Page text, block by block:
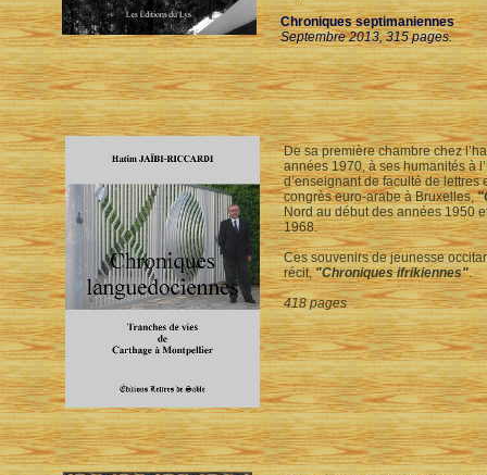
Chroniques septimaniennes
Septembre 2013, 315 pages.
De sa première chambre chez
années 1970, à ses humanités à
d’enseignant de faculté de lettres
congrès euro-arabe à Bruxelles,
Nord au début des années 1950
1968.
Ces souvenirs de jeunesse
récit,"Chroniques ifrikiennes".
418 pages